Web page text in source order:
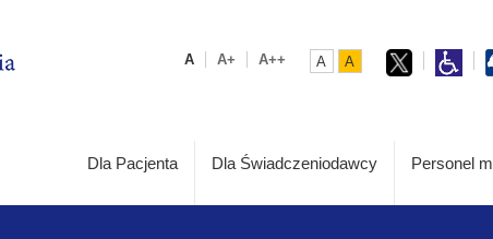
A A+ A++ A A
Dla Pacjenta Dla Świadczeniodawcy Personel